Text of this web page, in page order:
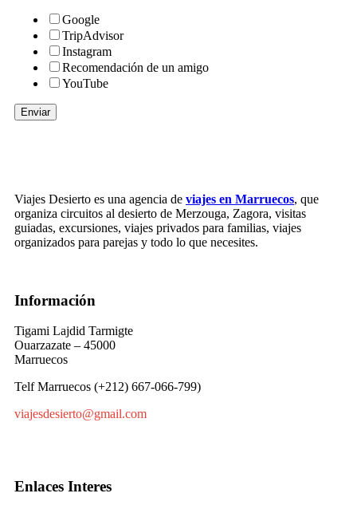
Google
TripAdvisor
Instagram
Recomendación de un amigo
YouTube
Enviar
Viajes Desierto es una agencia de viajes en Marruecos, que
organiza circuitos al desierto de Merzouga, Zagora, visitas
guiadas, excursiones, viajes privados para familias, viajes
organizados para parejas y todo lo que necesites.
Información
Tigami Lajdid Tarmigte
Ouarzazate – 45000
Marruecos
Telf Marruecos (+212) 667-066-799)
viajesdesierto@gmail.com
Enlaces Interes